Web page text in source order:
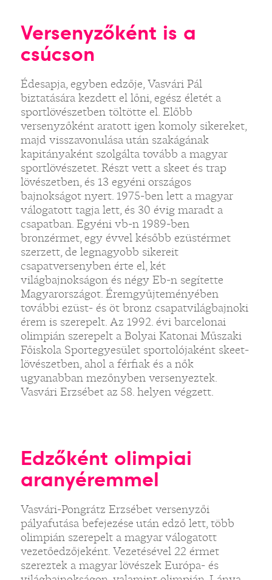
Versenyzőként is a
csúcson
Édesapja, egyben edzője, Vasvári Pál
biztatására kezdett el lőni, egész életét a
sportlövészetben töltötte el. Előbb
versenyzőként aratott igen komoly sikereket,
majd visszavonulása után szakágának
kapitányaként szolgálta tovább a magyar
sportlövészetet. Részt vett a skeet és trap
lövészetben, és 13 egyéni országos
bajnokságot nyert. 1975-ben lett a magyar
válogatott tagja lett, és 30 évig maradt a
csapatban. Egyéni vb-n 1989-ben
bronzérmet, egy évvel később ezüstérmet
szerzett, de legnagyobb sikereit
csapatversenyben érte el, két
világbajnokságon és négy Eb-n segítette
Magyarországot. Éremgyűjteményében
további ezüst- és öt bronz csapatvilágbajnoki
érem is szerepelt. Az 1992. évi barcelonai
olimpián szerepelt a Bolyai Katonai Műszaki
Főiskola Sportegyesület sportolójaként skeet-
lövészetben, ahol a férfiak és a nők
ugyanabban mezőnyben versenyeztek.
Vasvári Erzsébet az 58. helyen végzett.
Edzőként olimpiai
aranyéremmel
Vasvári-Pongrátz Erzsébet versenyzői
pályafutása befejezése után edző lett, több
olimpián szerepelt a magyar válogatott
vezetőedzőjeként. Vezetésével 22 érmet
szereztek a magyar lövészek Európa- és